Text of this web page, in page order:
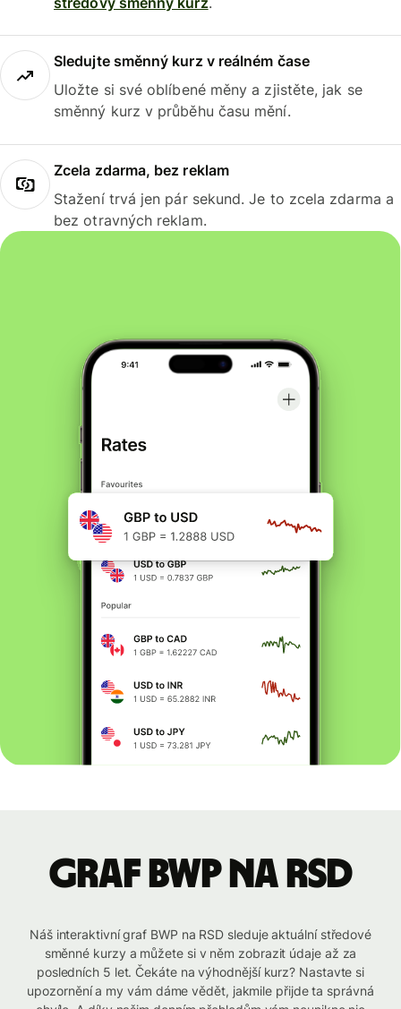
Sledujte směnný kurz v reálném čase
Uložte si své oblíbené měny a zjistěte, jak se
směnný kurz v průběhu času mění.
Zcela zdarma, bez reklam
Stažení trvá jen pár sekund. Je to zcela zdarma a
bez otravných reklam.
graf BWP na RSD
Náš interaktivní graf BWP na RSD sleduje aktuální středové
směnné kurzy a můžete si v něm zobrazit údaje až za
posledních 5 let. Čekáte na výhodnější kurz? Nastavte si
upozornění a my vám dáme vědět, jakmile přijde ta správná